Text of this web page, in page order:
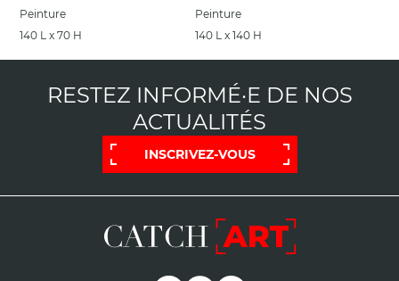
Peinture
140 L x 70 H
Peinture
140 L x 140 H
RESTEZ INFORMÉ·E DE NOS
ACTUALITÉS
INSCRIVEZ-VOUS